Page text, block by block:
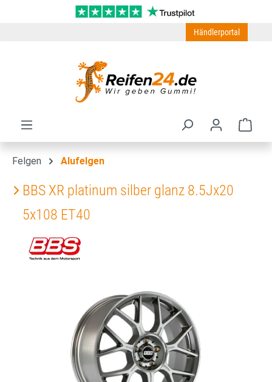
Zum Hauptinhalt springen
Händlerportal
Felgen Alufelgen
BBS XR platinum silber glanz 8.5Jx20
5x108 ET40